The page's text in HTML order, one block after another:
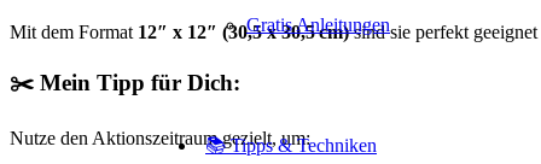
Gratis Anleitungen
📚 Tipps & Techniken
Mit dem Format 12″ x 12″ (30,5 x 30,5 cm)sind sie perfekt
✂️ Mein Tipp für Dich:
Nutze den Aktionszeitraum gezielt, um: